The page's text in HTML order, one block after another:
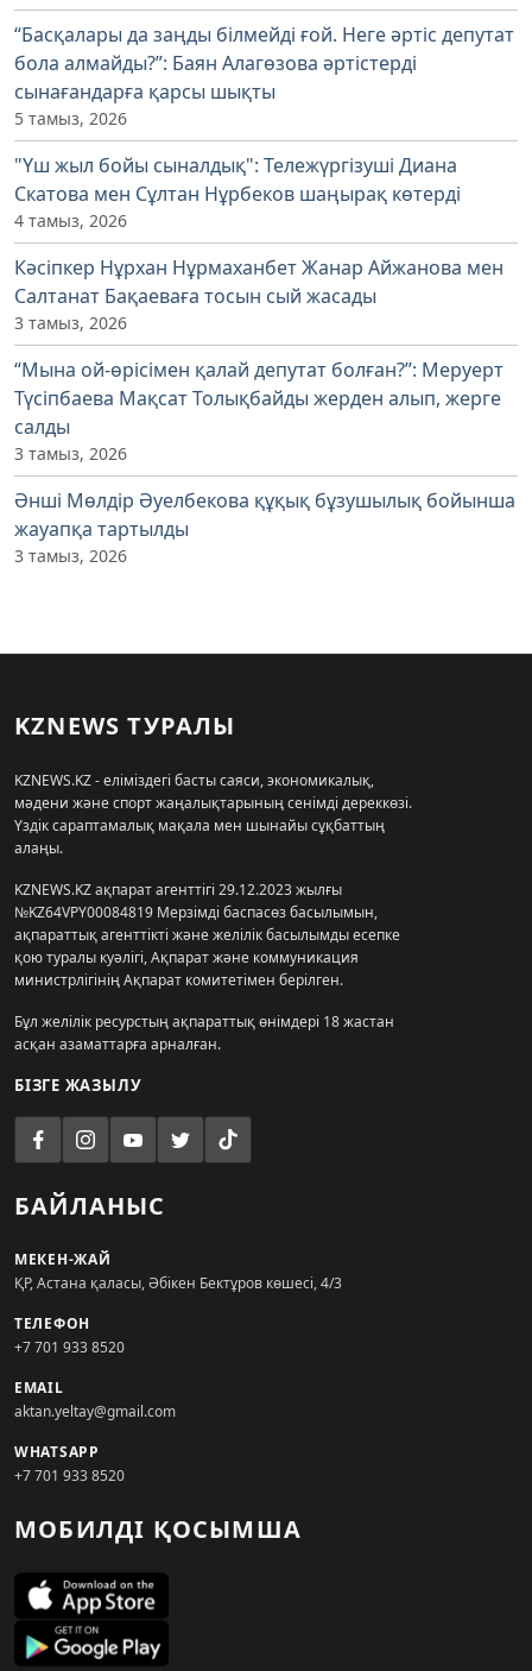
“Басқалары да заңды білмейді ғой. Неге әртіс депутат
бола алмайды?”: Баян Алагөзова әртістерді
сынағандарға қарсы шықты
5 тамыз, 2026
"Үш жыл бойы сыналдық": Тележүргізуші Диана
Скатова мен Сұлтан Нұрбеков шаңырақ көтерді
4 тамыз, 2026
Кәсіпкер Нұрхан Нұрмаханбет Жанар Айжанова мен
Салтанат Бақаеваға тосын сый жасады
3 тамыз, 2026
“Мына ой-өрісімен қалай депутат болған?”: Меруерт
Түсіпбаева Мақсат Толықбайды жерден алып, жерге
салды
3 тамыз, 2026
Әнші Мөлдір Әуелбекова құқық бұзушылық бойынша
жауапқа тартылды
3 тамыз, 2026
KZNEWS ТУРАЛЫ
KZNEWS.KZ - еліміздегі басты саяси, экономикалық,
мәдени және спорт жаңалықтарының сенімді дереккөзі.
Үздік сараптамалық мақала мен шынайы сұқбаттың
алаңы.
KZNEWS.KZ ақпарат агенттігі 29.12.2023 жылғы
№KZ64VPY00084819 Мерзімді баспасөз басылымын,
ақпараттық агенттікті және желілік басылымды есепке
қою туралы куәлігі, Ақпарат және коммуникация
министрлігінің Ақпарат комитетімен берілген.
Бұл желілік ресурстың ақпараттық өнімдері 18 жастан
асқан азаматтарға арналған.
БІЗГЕ ЖАЗЫЛУ
БАЙЛАНЫС
МЕКЕН-ЖАЙ
ҚР, Астана қаласы, Әбікен Бектұров көшесі, 4/3
ТЕЛЕФОН
+7 701 933 8520
EMAIL
aktan.yeltay@gmail.com
WHATSAPP
+7 701 933 8520
МОБИЛДІ ҚОСЫМША